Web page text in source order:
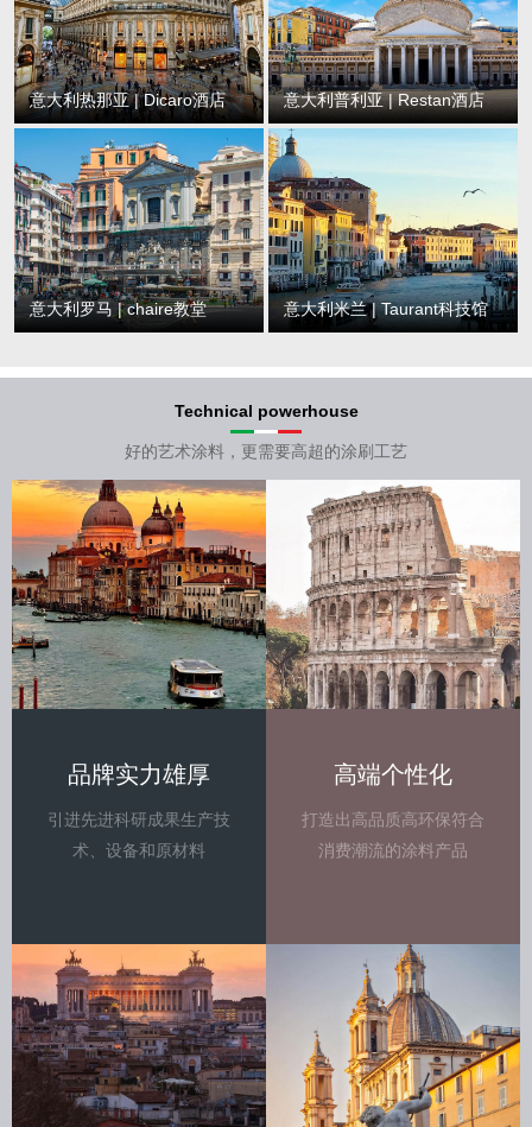
意大利热那亚 | Dicaro酒店 意大利普利亚 | Restan酒店
意大利罗马 | chaire教堂 意大利米兰 | Taurant科技馆
Technical powerhouse
好的艺术涂料，更需要高超的涂刷工艺
品牌实力雄厚
引进先进科研成果生产技
术、设备和原材料
高端个性化
打造出高品质高环保符合
消费潮流的涂料产品